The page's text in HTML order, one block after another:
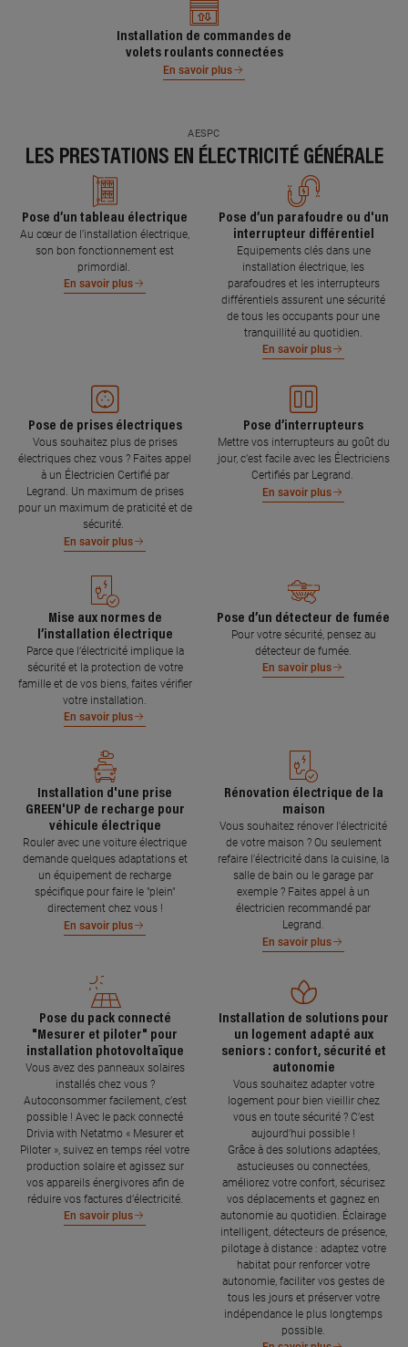
Installation de commandes de
volets roulants connectées
En savoir plus
AESPC
LES PRESTATIONS EN ÉLECTRICITÉ GÉNÉRALE
Pose d’un tableau électrique
Au cœur de l’installation électrique,
son bon fonctionnement est
primordial.
En savoir plus
Pose d’un parafoudre ou d'un
interrupteur différentiel
Equipements clés dans une
installation électrique, les
parafoudres et les interrupteurs
différentiels assurent une sécurité
de tous les occupants pour une
tranquillité au quotidien.
En savoir plus
Pose de prises électriques
Vous souhaitez plus de prises
électriques chez vous ? Faites appel
à un Électricien Certifié par
Legrand. Un maximum de prises
pour un maximum de praticité et de
sécurité.
En savoir plus
Pose d’interrupteurs
Mettre vos interrupteurs au goût du
jour, c’est facile avec les Électriciens
Certifiés par Legrand.
En savoir plus
Mise aux normes de
l’installation électrique
Parce que l’électricité implique la
sécurité et la protection de votre
famille et de vos biens, faites vérifier
votre installation.
En savoir plus
Pose d’un détecteur de fumée
Pour votre sécurité, pensez au
détecteur de fumée.
En savoir plus
Installation d'une prise
GREEN'UP de recharge pour
véhicule électrique
Rouler avec une voiture électrique
demande quelques adaptations et
un équipement de recharge
spécifique pour faire le "plein"
directement chez vous !
En savoir plus
Rénovation électrique de la
maison
Vous souhaitez rénover l'électricité
de votre maison ? Ou seulement
refaire l'électricité dans la cuisine, la
salle de bain ou le garage par
exemple ? Faites appel à un
électricien recommandé par
Legrand.
En savoir plus
Pose du pack connecté
"Mesurer et piloter" pour
installation photovoltaïque
Vous avez des panneaux solaires
installés chez vous ?
Autoconsommer facilement, c’est
possible ! Avec le pack connecté
Drivia with Netatmo « Mesurer et
Piloter », suivez en temps réel votre
production solaire et agissez sur
vos appareils énergivores afin de
réduire vos factures d’électricité.
En savoir plus
Installation de solutions pour
un logement adapté aux
seniors : confort, sécurité et
autonomie
Vous souhaitez adapter votre
logement pour bien vieillir chez
vous en toute sécurité ? C’est
aujourd’hui possible !
Grâce à des solutions adaptées,
astucieuses ou connectées,
améliorez votre confort, sécurisez
vos déplacements et gagnez en
autonomie au quotidien. Éclairage
intelligent, détecteurs de présence,
pilotage à distance : adaptez votre
habitat pour renforcer votre
autonomie, faciliter vos gestes de
tous les jours et préserver votre
indépendance le plus longtemps
possible.